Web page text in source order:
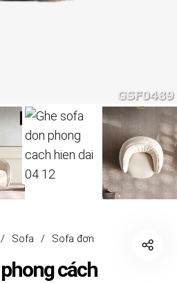
/ Sofa / Sofa đơn
cách